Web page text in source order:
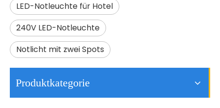
LED-Notleuchte für Hotel
240V LED-Notleuchte
Notlicht mit zwei Spots
Produktkategorie